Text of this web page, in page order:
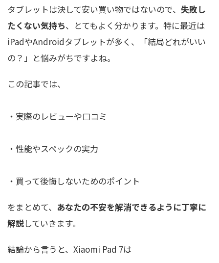
タブレットは決して安い買い物ではないので、 失敗し
たくない気持ち、とてもよく分かります。特に最近は
iPadやAndroidタブレットが多く、「結局どれがいい
の？」と悩みがちですよね。
この記事では、
・実際のレビューや口コミ
・性能やスペックの実力
・買って後悔しないためのポイント
をまとめて、 あなたの不安を解消できるように丁寧に
解説していきます。
結論から言うと、Xiaomi Pad 7は